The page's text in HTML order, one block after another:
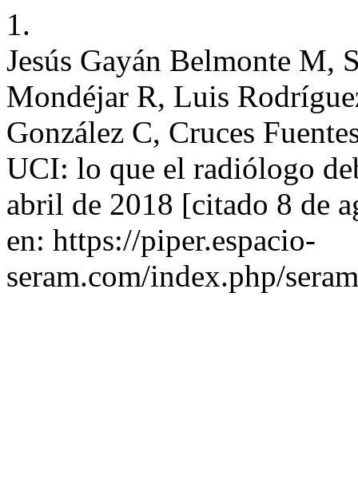
1.
Jesús Gayán Belmonte M,
Mondéjar R, Luis
González C, Cruces
UCI: lo que el radiólogo
abril de 2018 [citado 8 de
en: https://piper.espacio-
seram.com/index.php/